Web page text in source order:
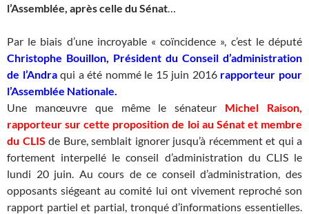
l’Assemblée, après celle du Sénat…
Par le biais d’une incroyable « coïncidence », c’est le député
Christophe Bouillon, Président du Conseil d’administration
de l’Andraqui a été nommé le 15 juin 2016 rapporteur pour
l’Assemblée Nationale.
Une manœuvre que même le sénateur Michel Raison,
rapporteur sur cette proposition de loi au Sénat et membre
du CLIS de Bure, semblait ignorer jusqu’à récemment et qui a
fortement interpellé le conseil d’administration du CLIS le
lundi 20 juin. Au cours de ce conseil d’administration, des
opposants siégeant au comité lui ont vivement reproché son
rapport partiel et partial, tronqué d’informations essentielles.